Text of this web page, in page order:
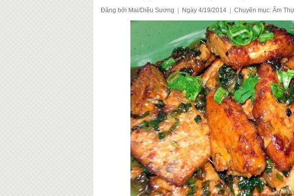
Đăng bởi Mai/Diệu Sương Ngày 4/19/2014 Chuyên mục: Ẩm